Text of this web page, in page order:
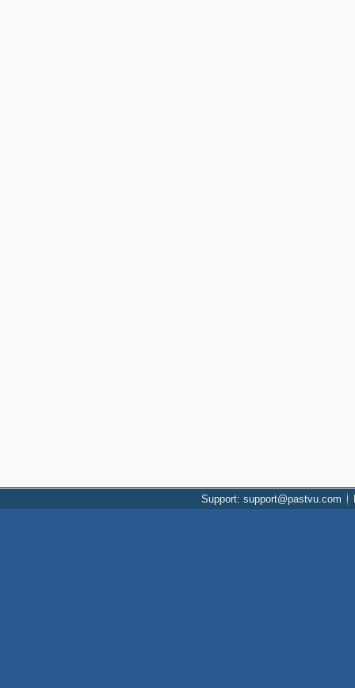
Support: support@pastvu.com